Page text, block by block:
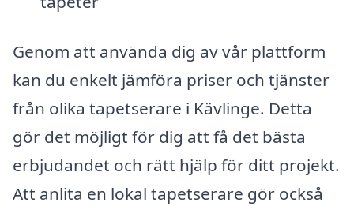
Genom att använda dig av vår plattform
kan du enkelt jämföra priser och tjänster
från olika tapetserare i Kävlinge. Detta
gör det möjligt för dig att få det bästa
erbjudandet och rätt hjälp för ditt projekt.
Att anlita en lokal tapetserare gör också